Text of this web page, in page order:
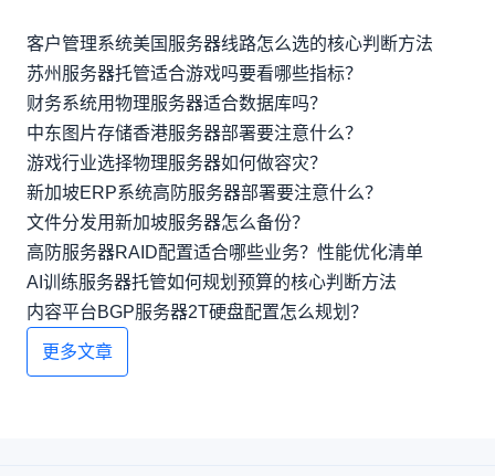
客户管理系统美国服务器线路怎么选的核心判断方法
苏州服务器托管适合游戏吗要看哪些指标？
财务系统用物理服务器适合数据库吗？
中东图片存储香港服务器部署要注意什么？
游戏行业选择物理服务器如何做容灾？
新加坡ERP系统高防服务器部署要注意什么？
文件分发用新加坡服务器怎么备份？
高防服务器RAID配置适合哪些业务？性能优化清单
AI训练服务器托管如何规划预算的核心判断方法
内容平台BGP服务器2T硬盘配置怎么规划？
更多文章